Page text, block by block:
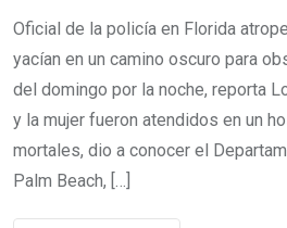
Oficial de la policía en Florida
yacían en un camino oscuro para
del domingo por la noche, reporta
y la mujer fueron atendidos en un
mortales, dio a conocer el
Palm Beach, […]